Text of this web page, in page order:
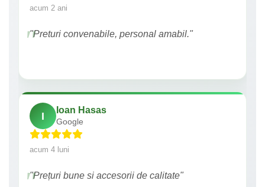
acum 2 ani
"Preturi convenabile, personal amabil."
I
Ioan Hasas
Google
acum 4 luni
"Prețuri bune si accesorii de calitate"